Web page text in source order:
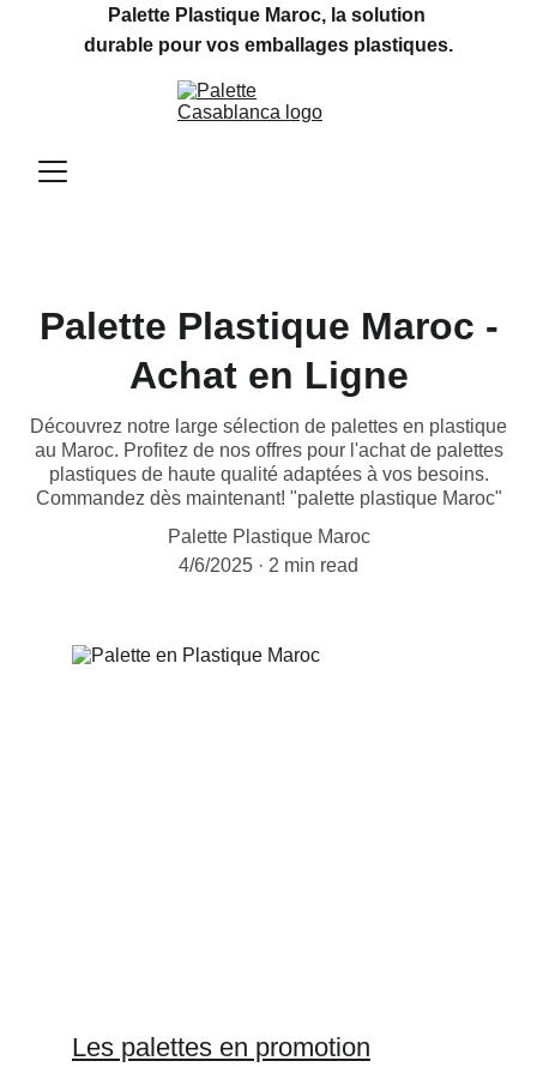
Palette Plastique Maroc, la solution
durable pour vos emballages plastiques.
Palette Plastique Maroc -
Achat en Ligne
Découvrez notre large sélection de palettes en plastique
au Maroc. Profitez de nos offres pour l'achat de palettes
plastiques de haute qualité adaptées à vos besoins.
Commandez dès maintenant! "palette plastique Maroc"
Palette Plastique Maroc
4/6/2025
2 min read
Les palettes en promotion